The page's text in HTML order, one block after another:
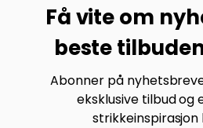
Bli medlem av Bystrikk-
møt både designere og
andre Bystrikkere som deler
inspirasjon.
Bli medlem her.
Få vite om
beste
Abonner på
eksklusive tilbud og
strikkeinspirasjon